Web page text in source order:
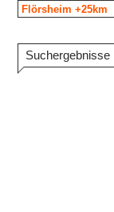
Suchergebnisse